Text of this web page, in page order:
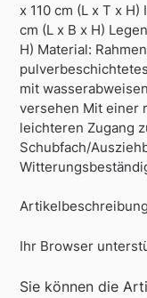
x 110 cm (L x T x
cm (L x B x H)
H) Material:
mit
versehen Mit einer
leichteren Zugang
Schubfach/
Ihr Browser
Sie können die